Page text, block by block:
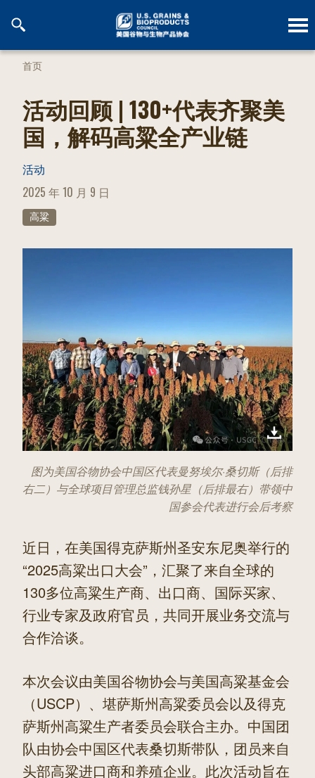
首页
活动回顾 | 130+代表齐聚美
国，解码高粱全产业链
活动
POSTED
2025 年 10 月 9 日
高粱
图为美国谷物协会中国区代表曼努埃尔·桑切斯（后排
右二）与全球项目管理总监钱孙星（后排最右）带领中
国参会代表进行会后考察
近日，在美国得克萨斯州圣安东尼奥举行的
“2025高粱出口大会”，汇聚了来自全球的
130多位高粱生产商、出口商、国际买家、
行业专家及政府官员，共同开展业务交流与
合作洽谈。
本次会议由美国谷物协会与美国高粱基金会
（USCP）、堪萨斯州高粱委员会以及得克
萨斯州高粱生产者委员会联合主办。中国团
队由协会中国区代表桑切斯带队，团员来自
头部高粱进口商和养殖企业。此次活动旨在